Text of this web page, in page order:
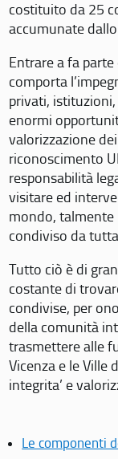
costituito da 25
accumunate
Entrare a fa
comporta
privati,
enormi
valorizzazione
riconoscimento
responsabilità
visitare ed
mondo, talmente
condiviso da
Tutto ciò è di
costante di
condivise, per
della comunità
trasmettere alle
Vicenza e le Ville
integrita’ e
Le componenti